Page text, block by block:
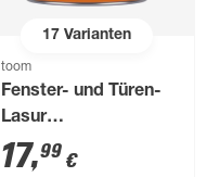
17Varianten
toom
Fenster- und Türen-
Lasur
mahagonifarben 750
ml
17,99 €